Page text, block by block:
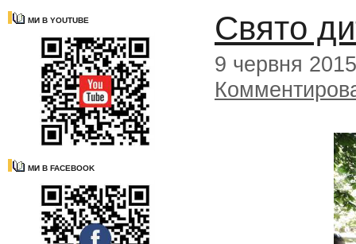
МИ В YOUTUBE
МИ В FACEBOOK
Свято
9 червня 2015